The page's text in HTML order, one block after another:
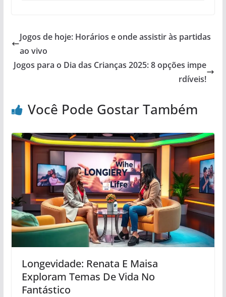
Jogos de hoje: Horários e onde assistir às partidas
ao vivo
Jogos para o Dia das Crianças 2025: 8 opções impe
rdíveis!
Você Pode Gostar Também
Longevidade: Renata E Maisa
Exploram Temas De Vida No
Fantástico